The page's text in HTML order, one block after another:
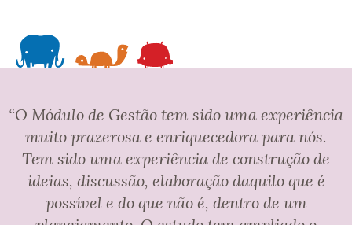
“O Módulo de Gestão tem sido uma experiência
muito prazerosa e enriquecedora para nós.
Tem sido uma experiência de construção de
ideias, discussão, elaboração daquilo que é
possível e do que não é, dentro de um